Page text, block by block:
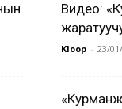
Видео:
Kloop - 23/